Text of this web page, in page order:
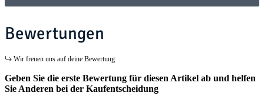
Bewertungen
Wir freuen uns auf deine Bewertung
Geben Sie die erste Bewertung für diesen Artikel ab und helfen
Sie Anderen bei der Kaufentscheidung